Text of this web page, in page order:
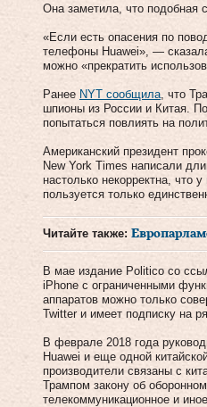
Она заметила, что подобная
«Если есть опасения по
телефоны Huawei», —
можно «прекратить
Ранее NYT сообщила , что
шпионы из России и Китая.
попытаться повлиять на
Американский президент
New York Times написали
настолько некорректна, что
пользуется только
Читайте также:
В мае издание Politico со
iPhone с ограниченными
аппаратов можно только
Twitter и имеет подписку на
В феврале 2018 года
Huawei и еще одной
производители связаны с
Трампом закону об
телекоммуникационное и